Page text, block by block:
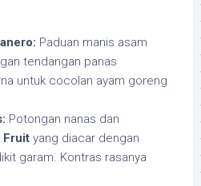
Paduan manis asam
tendangan panas
untuk cocolan ayam goreng
Potongan nanas dan
Fruit yang diacar dengan
garam. Kontras rasanya